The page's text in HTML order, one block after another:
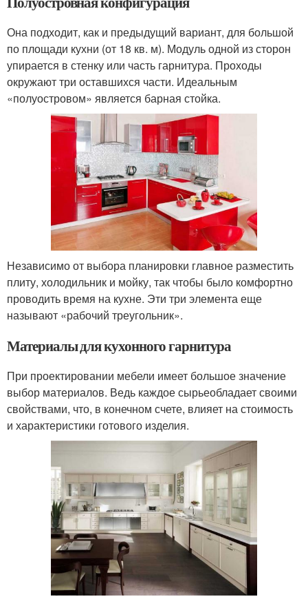
Она подходит, как и предыдущий вариант, для большой
по площади кухни (от 18 кв. м). Модуль одной из сторон
упирается в стенку или часть гарнитура. Проходы
окружают три оставшихся части. Идеальным
«полуостровом» является барная стойка.
Независимо от выбора планировки главное разместить
плиту, холодильник и мойку, так чтобы было комфортно
проводить время на кухне. Эти три элемента еще
называют «рабочий треугольник».
Материалы для кухонного гарнитура
При проектировании мебели имеет большое значение
выбор материалов. Ведь каждое сырьеобладает своими
свойствами, что, в конечном счете, влияет на стоимость
и характеристики готового изделия.